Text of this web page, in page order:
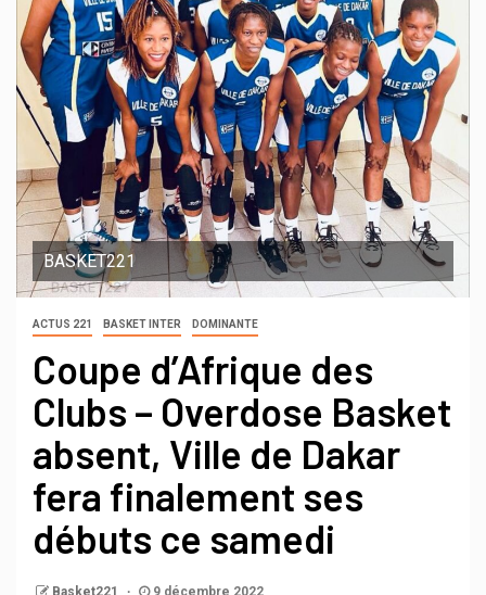
BASKET221
ACTUS 221 BASKET INTER DOMINANTE
Coupe d’Afrique des
Clubs – Overdose Basket
absent, Ville de Dakar
fera finalement ses
débuts ce samedi